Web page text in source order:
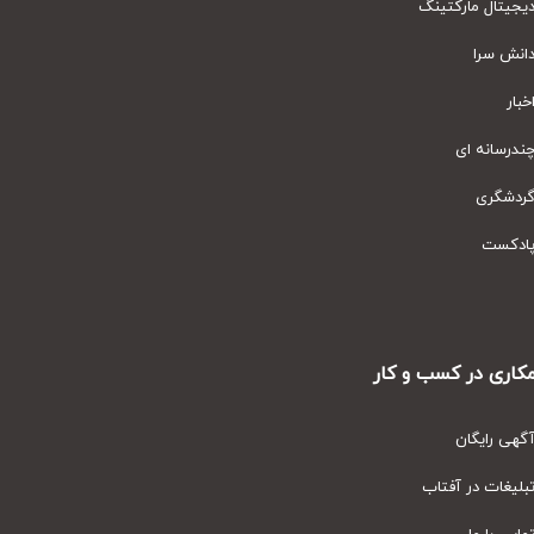
مارکتینگ
سرا
ای
در کسب و کار
رایگان
در آفتاب